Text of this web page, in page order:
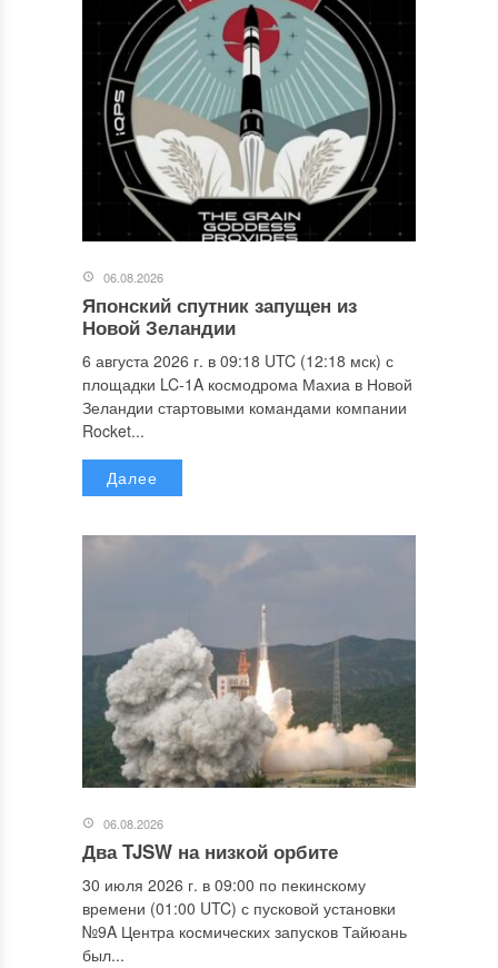
06.08.2026
Японский спутник запущен из
Новой Зеландии
6 августа 2026 г. в 09:18 UTC (12:18 мск) с
площадки LC-1A космодрома Махиа в Новой
Зеландии стартовыми командами компании
Rocket...
Далее
06.08.2026
Два TJSW на низкой орбите
30 июля 2026 г. в 09:00 по пекинскому
времени (01:00 UTC) с пусковой установки
№9A Центра космических запусков Тайюань
был...